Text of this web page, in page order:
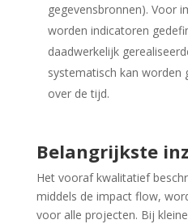
gegevensbronnen). Voor
worden indicatoren
daadwerkelijk
systematisch kan worden
over de tijd.
Belangrijkste
Het vooraf kwalitatief
middels de impact flow,
voor alle projecten. Bij